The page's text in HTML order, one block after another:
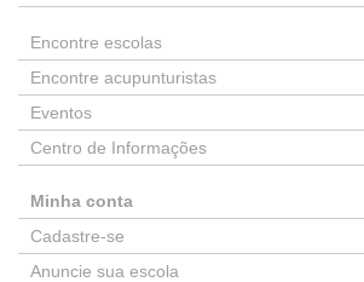
Encontre escolas
Encontre acupunturistas
Eventos
Centro de Informações
Minha conta
Cadastre-se
Anuncie sua escola